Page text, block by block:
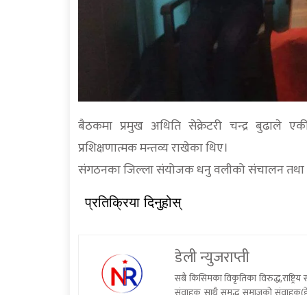
बैठकमा प्रमुख अथिति सेक्रेटरी चन्द्र बुढाले
प्रशिक्षणात्मक मन्तव्य राखेका थिए।
संगठनका जिल्ला संयोजक धनु वलीको संचालन तथा
प्रतिक्रिया दिनुहोस्
डेली न्युजराप्ती
सबै किसिमका विकृतिका